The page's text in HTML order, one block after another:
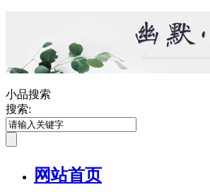
小品搜索
搜索:
网站首页